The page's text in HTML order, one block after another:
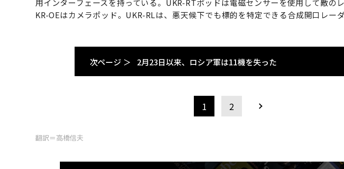
用インターフェースを持っている。UKR-RTポッドは電磁センサーを使用して敵の
KR-OEはカメラポッド。UKR-RLは、悪天候下でも標的を特定できる合成開口レー
次ページ ＞ 2月23日以来、ロシア軍は11機を失った
1 2
翻訳＝高橋信夫